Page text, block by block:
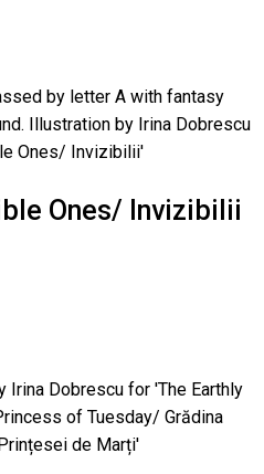
Ones/ Invizibilii